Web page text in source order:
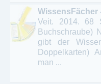
WissensFächer
Veit. 2014. 68
Buchschraube)
gibt der
Doppelkarten)
man ...